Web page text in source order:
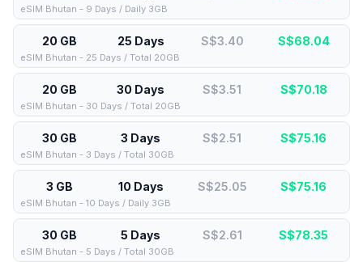
eSIM Bhutan - 9 Days / Daily 3GB
20 GB 25 Days S$3.40 S$68.04
eSIM Bhutan - 25 Days / Total 20GB
20 GB 30 Days S$3.51 S$70.18
eSIM Bhutan - 30 Days / Total 20GB
30 GB 3 Days S$2.51 S$75.16
eSIM Bhutan - 3 Days / Total 30GB
3 GB 10 Days S$25.05 S$75.16
eSIM Bhutan - 10 Days / Daily 3GB
30 GB 5 Days S$2.61 S$78.35
eSIM Bhutan - 5 Days / Total 30GB